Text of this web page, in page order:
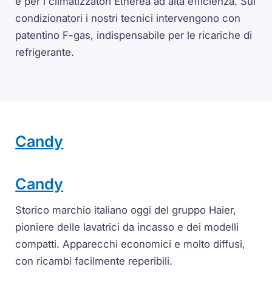
condizionatori i nostri tecnici intervengono con
patentino F-gas, indispensabile per le ricariche di
refrigerante.
Candy
Candy
Storico marchio italiano oggi del gruppo Haier,
pioniere delle lavatrici da incasso e dei modelli
compatti. Apparecchi economici e molto diffusi,
con ricambi facilmente reperibili.